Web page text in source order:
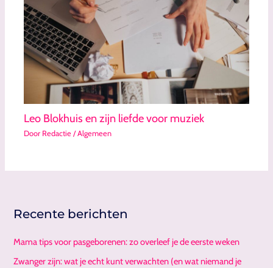
Leo Blokhuis en zijn liefde voor muziek
Door Redactie/Algemeen
Recente berichten
Mama tips voor pasgeborenen: zo overleef je de eerste weken
Zwanger zijn: wat je echt kunt verwachten (en wat niemand je